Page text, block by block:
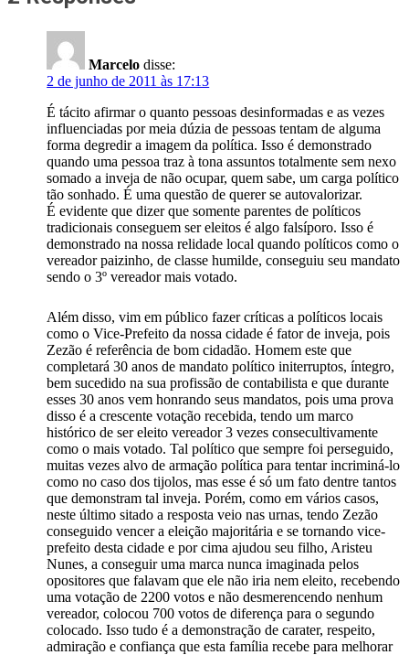
Marcelo disse:
2 de junho de 2011 às 17:13
É tácito afirmar o quanto pessoas desinformadas e as vezes
influenciadas por meia dúzia de pessoas tentam de alguma
forma degredir a imagem da política. Isso é demonstrado
quando uma pessoa traz à tona assuntos totalmente sem nexo
somado a inveja de não ocupar, quem sabe, um carga político
tão sonhado. É uma questão de querer se autovalorizar.
É evidente que dizer que somente parentes de políticos
tradicionais conseguem ser eleitos é algo falsíporo. Isso é
demonstrado na nossa relidade local quando políticos como o
vereador paizinho, de classe humilde, conseguiu seu mandato
sendo o 3º vereador mais votado.
Além disso, vim em público fazer críticas a políticos locais
como o Vice-Prefeito da nossa cidade é fator de inveja, pois
Zezão é referência de bom cidadão. Homem este que
completará 30 anos de mandato político initerruptos, íntegro,
bem sucedido na sua profissão de contabilista e que durante
esses 30 anos vem honrando seus mandatos, pois uma prova
disso é a crescente votação recebida, tendo um marco
histórico de ser eleito vereador 3 vezes consecultivamente
como o mais votado. Tal político que sempre foi perseguido,
muitas vezes alvo de armação política para tentar incriminá-lo
como no caso dos tijolos, mas esse é só um fato dentre tantos
que demonstram tal inveja. Porém, como em vários casos,
neste último sitado a resposta veio nas urnas, tendo Zezão
conseguido vencer a eleição majoritária e se tornando vice-
prefeito desta cidade e por cima ajudou seu filho, Aristeu
Nunes, a conseguir uma marca nunca imaginada pelos
opositores que falavam que ele não iria nem eleito, recebendo
uma votação de 2200 votos e não desmerencendo nenhum
vereador, colocou 700 votos de diferença para o segundo
colocado. Isso tudo é a demonstração de carater, respeito,
admiração e confiança que esta família recebe para melhorar